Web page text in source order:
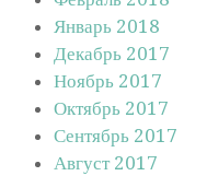
Январь 2018
Декабрь 2017
Ноябрь 2017
Октябрь 2017
Сентябрь 2017
Август 2017